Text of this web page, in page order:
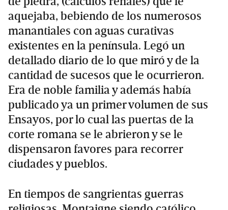
aquejaba, bebiendo de los numerosos
manantiales con aguas curativas
existentes en la península. Legó un
detallado diario de lo que miró y de la
cantidad de sucesos que le ocurrieron.
Era de noble familia y además había
publicado ya un primer volumen de sus
Ensayos, por lo cual las puertas de la
corte romana se le abrieron y se le
dispensaron favores para recorrer
ciudades y pueblos.
En tiempos de sangrientas guerras